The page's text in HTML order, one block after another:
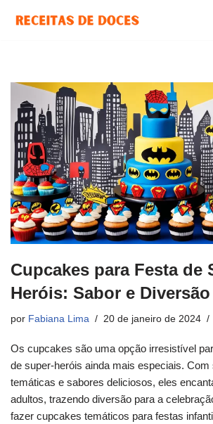
conteúdo
Cupcakes para Festa de
Heróis: Sabor e Diversão
por Fabiana Lima 20 de janeiro de 2024
Os cupcakes são uma opção irresistível
de super-heróis ainda mais especiais.
temáticas e sabores deliciosos, eles
adultos, trazendo diversão para a
fazer cupcakes temáticos para festas